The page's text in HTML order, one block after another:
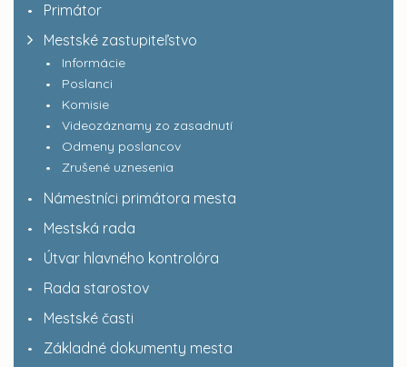
Primátor
Mestské zastupiteľstvo
Informácie
Poslanci
Komisie
Videozáznamy zo zasadnutí
Odmeny poslancov
Zrušené uznesenia
Námestníci primátora mesta
Mestská rada
Útvar hlavného kontrolóra
Rada starostov
Mestské časti
Základné dokumenty mesta